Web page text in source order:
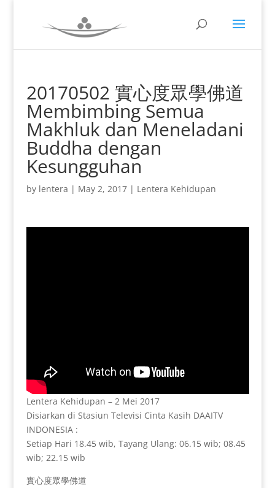
20170502 實心度眾學佛道
Membimbing Semua
Makhluk dan Meneladani
Buddha dengan
Kesungguhan
by lentera | May 2, 2017| Lentera Kehidupan
Lentera Kehidupan – 2 Mei 2017
Disiarkan di Stasiun Televisi Cinta Kasih DAAITV
INDONESIA :
Setiap Hari 18.45 wib, Tayang Ulang: 06.15 wib; 08.45
wib; 22.15 wib
實心度眾學佛道